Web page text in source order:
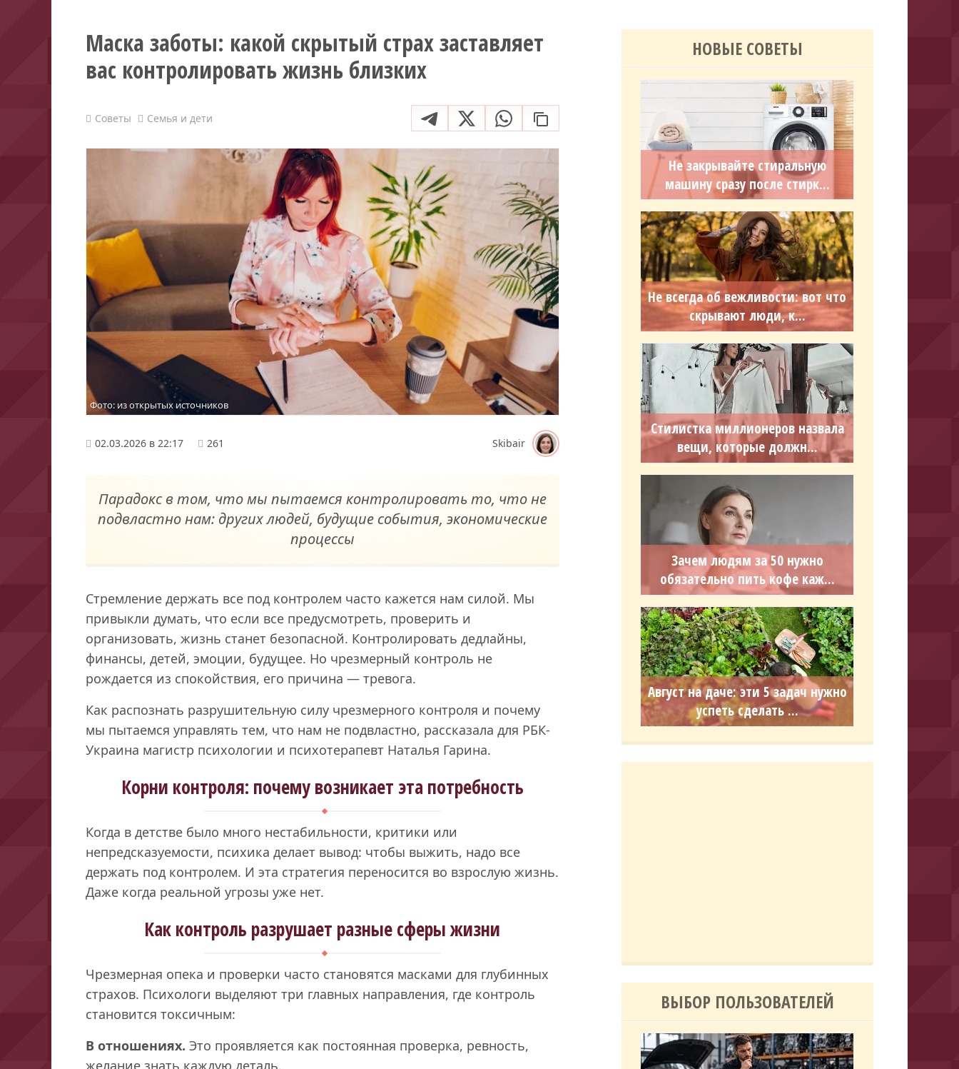
Маска заботы: какой скрытый страх заставляет
вас контролировать жизнь близких
Советы Семья и дети
Фото: из открытых источников
02.03.2026 в 22:17 261 Skibair
Парадокс в том, что мы пытаемся контролировать то, что не
подвластно нам: других людей, будущие события, экономические
процессы
Стремление держать все под контролем часто кажется нам силой. Мы
привыкли думать, что если все предусмотреть, проверить и
организовать, жизнь станет безопасной. Контролировать дедлайны,
финансы, детей, эмоции, будущее. Но чрезмерный контроль не
рождается из спокойствия, его причина — тревога.
Как распознать разрушительную силу чрезмерного контроля и почему
мы пытаемся управлять тем, что нам не подвластно, рассказала для РБК-
Украина магистр психологии и психотерапевт Наталья Гарина.
Корни контроля: почему возникает эта потребность
Когда в детстве было много нестабильности, критики или
непредсказуемости, психика делает вывод: чтобы выжить, надо все
держать под контролем. И эта стратегия переносится во взрослую жизнь.
Даже когда реальной угрозы уже нет.
Как контроль разрушает разные сферы жизни
Чрезмерная опека и проверки часто становятся масками для глубинных
страхов. Психологи выделяют три главных направления, где контроль
становится токсичным:
В отношениях. Это проявляется как постоянная проверка, ревность,
желание знать каждую деталь.
НОВЫЕ СОВЕТЫ
Не закрывайте стиральную
машину сразу после стирк...
Не всегда об вежливости: вот что
скрывают люди, к...
Стилистка миллионеров назвала
вещи, которые должн...
Зачем людям за 50 нужно
обязательно пить кофе каж...
Август на даче: эти 5 задач нужно
успеть сделать ...
ВЫБОР ПОЛЬЗОВАТЕЛЕЙ